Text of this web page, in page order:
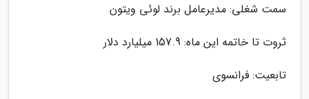
سمت شغلی: مدیرعامل برند لوئی ویتون
ثروت تا خاتمه این ماه: 157.9 میلیارد دلار
تابعیت: فرانسوی